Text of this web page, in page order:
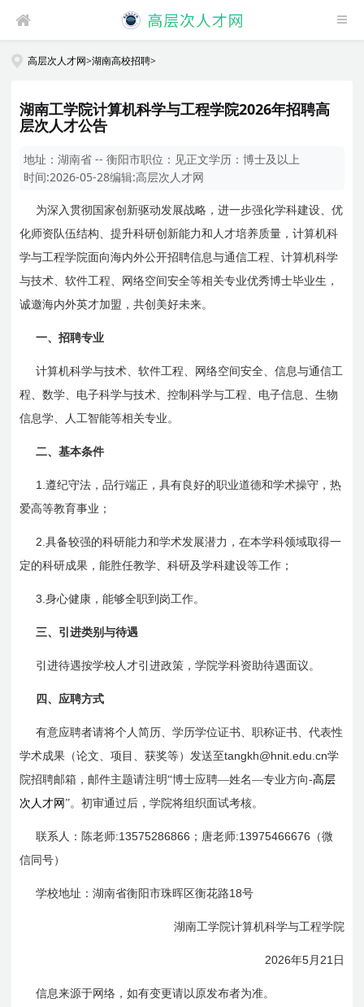
高层次人才网>湖南高校招聘>
湖南工学院计算机科学与工程学院2026年招聘高
层次人才公告
地址：湖南省 -- 衡阳市职位： 见正文学历：博士及以上
时间:2026-05-28编辑:高层次人才网
为深入贯彻国家创新驱动发展战略，进一步强化学科建设、优
化师资队伍结构、提升科研创新能力和人才培养质量，计算机科
学与工程学院面向海内外公开招聘信息与通信工程、计算机科学
与技术、软件工程、网络空间安全等相关专业优秀博士毕业生，
诚邀海内外英才加盟，共创美好未来。
一、招聘专业
计算机科学与技术、软件工程、网络空间安全、信息与通信工
程、数学、电子科学与技术、控制科学与工程、电子信息、生物
信息学、人工智能等相关专业。
二、基本条件
1.遵纪守法，品行端正，具有良好的职业道德和学术操守，热
爱高等教育事业；
2.具备较强的科研能力和学术发展潜力，在本学科领域取得一
定的科研成果，能胜任教学、科研及学科建设等工作；
3.身心健康，能够全职到岗工作。
三、引进类别与待遇
引进待遇按学校人才引进政策，学院学科资助待遇面议。
四、应聘方式
有意应聘者请将个人简历、学历学位证书、职称证书、代表性
学术成果（论文、项目、获奖等）发送至tangkh@hnit.edu.cn学
院招聘邮箱 ， 邮件主题请注明“博士应聘—姓名—专业方向-高层
次人才网”。初审通过后，学院将组织面试考核。
联系人： 陈老师:13575286866 ； 唐老师:13975466676 （微
信同号）
学校地址：湖南省衡阳市珠晖区衡花路18号
湖南工学院计算机科学与工程学院
2026年5月 21 日
信息来源于网络，如有变更请以原发布者为准。